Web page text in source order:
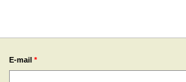
E-mail*